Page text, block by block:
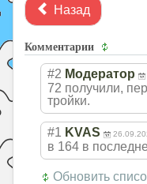
Назад
Комментарии
#2 Модератор
72 получили,
тройки.
#1 KVAS
в 164 в
Обновить